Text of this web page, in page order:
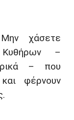
χάσετε
–
– που
φέρνουν